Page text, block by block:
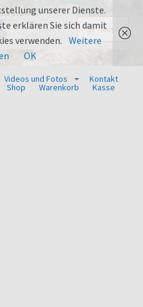
Menü
Automatic
600
Videos und Fotos Kontakt
Shop Warenkorb
Kasse
unserer Dienste.
erklären Sie sich damit
verwenden. Weitere
OK